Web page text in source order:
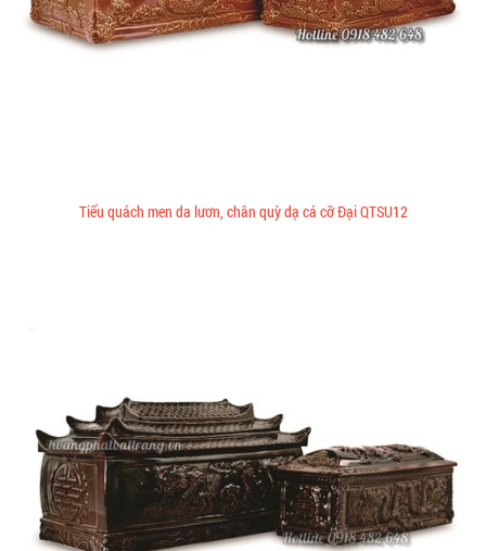
Tiểu quách men da lươn, chân quỳ dạ cá cỡ Đại QTSU12